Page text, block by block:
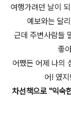
여행가려던 날이
예보와는 달
근데 주변사람들
좋
어쨌든 어제 나의
어! 였
차선책으로 "익숙